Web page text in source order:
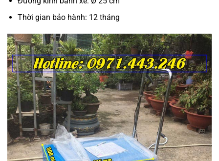
Thời gian bảo hành: 12 tháng